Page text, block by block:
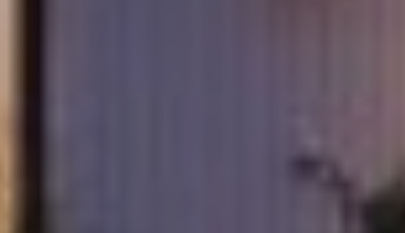
KODIKSI-
TALOKIRJA ON